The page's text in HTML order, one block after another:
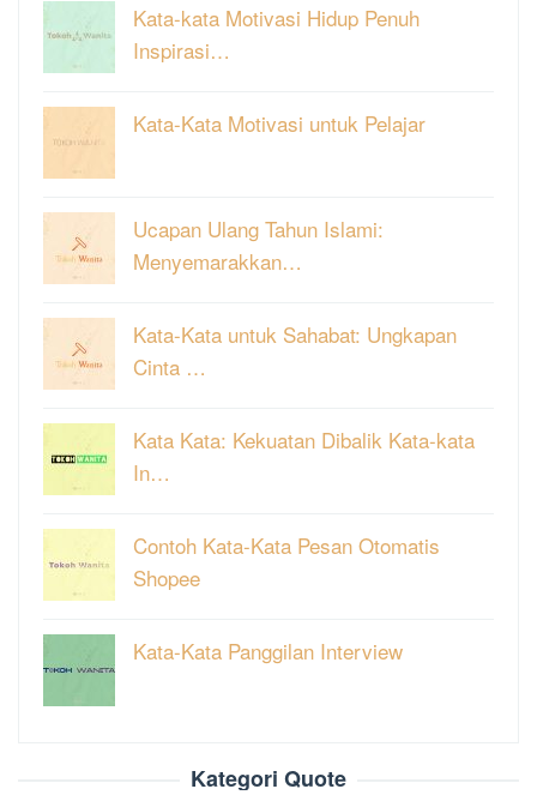
Kata-kata Motivasi Hidup Penuh
Inspirasi…
Kata-Kata Motivasi untuk Pelajar
Ucapan Ulang Tahun Islami:
Menyemarakkan…
Kata-Kata untuk Sahabat: Ungkapan
Cinta …
Kata Kata: Kekuatan Dibalik Kata-kata
In…
Contoh Kata-Kata Pesan Otomatis
Shopee
Kata-Kata Panggilan Interview
Kategori Quote